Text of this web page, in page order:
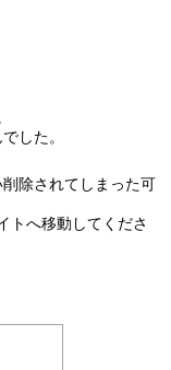
した。
除されてしまった可
トへ移動してくださ